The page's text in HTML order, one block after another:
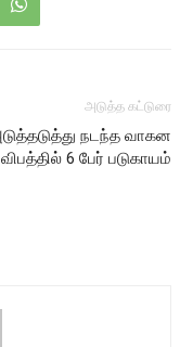
அடுத்த கட்டுரை
நடந்த வாகன
விபத்தில் 6 பேர் படுகாயம்